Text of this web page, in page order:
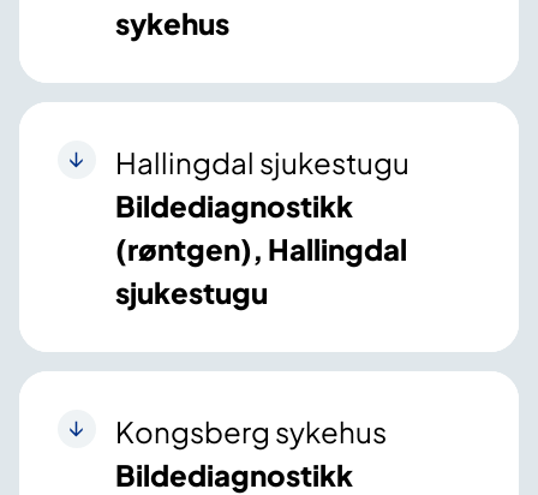
sykehus
Hallingdal sjukestugu
Bildediagnostikk
(røntgen), Hallingdal
sjukestugu
Kongsberg sykehus
Bildediagnostikk